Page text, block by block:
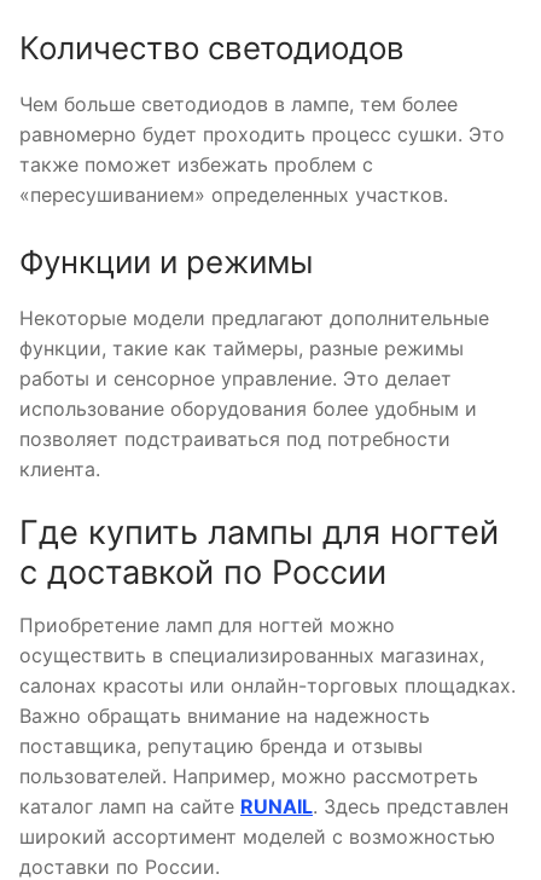
Количество светодиодов
Чем больше светодиодов в лампе, тем более
равномерно будет проходить процесс сушки. Это
также поможет избежать проблем с
«пересушиванием» определенных участков.
Функции и режимы
Некоторые модели предлагают дополнительные
функции, такие как таймеры, разные режимы
работы и сенсорное управление. Это делает
использование оборудования более удобным и
позволяет подстраиваться под потребности
клиента.
Где купить лампы для ногтей
с доставкой по России
Приобретение ламп для ногтей можно
осуществить в специализированных магазинах,
салонах красоты или онлайн-торговых площадках.
Важно обращать внимание на надежность
поставщика, репутацию бренда и отзывы
пользователей. Например, можно рассмотреть
каталог ламп на сайте RUNAIL. Здесь представлен
широкий ассортимент моделей с возможностью
доставки по России.